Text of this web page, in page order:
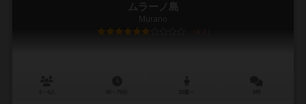
ムラーノ島
Murano
6.3